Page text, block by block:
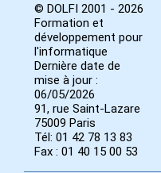
© DOLFI 2001 - 2026
Formation et
développement pour
l'informatique
Dernière date de
mise à jour :
06/05/2026
91, rue Saint-Lazare
75009 Paris
Tél: 01 42 78 13 83
Fax : 01 40 15 00 53